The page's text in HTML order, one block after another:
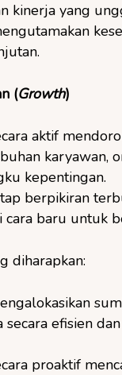
kinerja yang
(Growth)
aktif
karyawan,
kepentingan.
berpikiran
cara baru untuk
diharapkan:
secara efisien
proaktif